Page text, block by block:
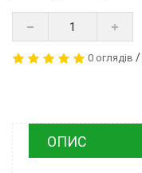
0 оглядів /
ОПИС